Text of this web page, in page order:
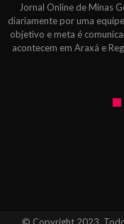
Jornal Online de Minas
diariamente por uma
objetivo e meta é
acontecem em Araxá e